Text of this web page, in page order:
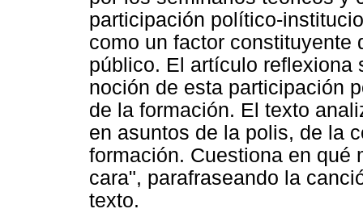
participación político-
como un factor constituyente
público. El artículo reflexiona
noción de esta participación
de la formación. El texto
en asuntos de la polis, de la
formación. Cuestiona en qué
cara", parafraseando la
texto.